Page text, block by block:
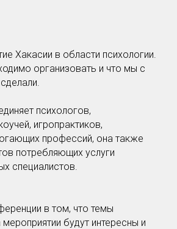
Хакасии в области психологии.
организовать и что мы с
психологов,
игропрактиков,
профессий, она также
потребляющих услуги
специалистов.
в том, что темы
будут интересны и